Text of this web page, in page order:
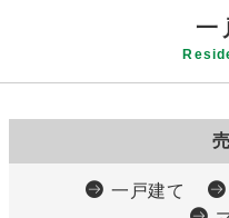
一
一戸建て